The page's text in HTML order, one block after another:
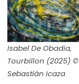
Isabel De Obadia,
Tourbillon (2025) ©
Sebastián Icaza